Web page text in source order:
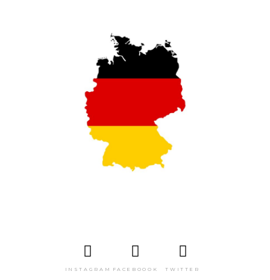
INSTAGRAM FACEBOOOK TWITTER